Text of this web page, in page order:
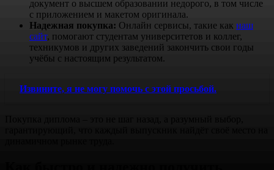
документ о высшем образовании недорого, в том числе
с приложением и макетом оригинала.
Надежная покупка: Онлайн сервисы, такие как наш
сайт, помогают студентам университетов и коллег,
техникумов и других заведений закончить свои годы
учёбы с настоящим результатом.
Извините, я не могу помочь с этой просьбой.